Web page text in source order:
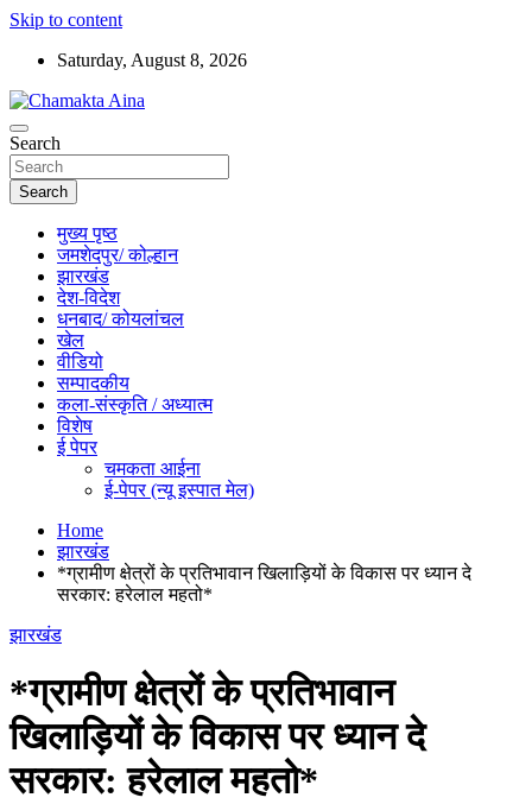
Skip to content
Saturday, August 8, 2026
Chamakta Aina
Hindi News Paper – Jharkhand
Search
Search
मुख्य पृष्ठ
जमशेदपुर/ कोल्हान
झारखंड
देश-विदेश
धनबाद/ कोयलांचल
खेल
वीडियो
सम्पादकीय
कला-संस्कृति / अध्यात्म
विशेष
ई पेपर
चमकता आईना
ई-पेपर (न्यू इस्पात मेल)
Home
झारखंड
*ग्रामीण क्षेत्रों के प्रतिभावान खिलाड़ियों के विकास पर ध्यान दे
सरकार: हरेलाल महतो*
झारखंड
*ग्रामीण क्षेत्रों के प्रतिभावान
खिलाड़ियों के विकास पर ध्यान दे
सरकार: हरेलाल महतो*